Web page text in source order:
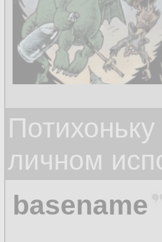
личном
basename